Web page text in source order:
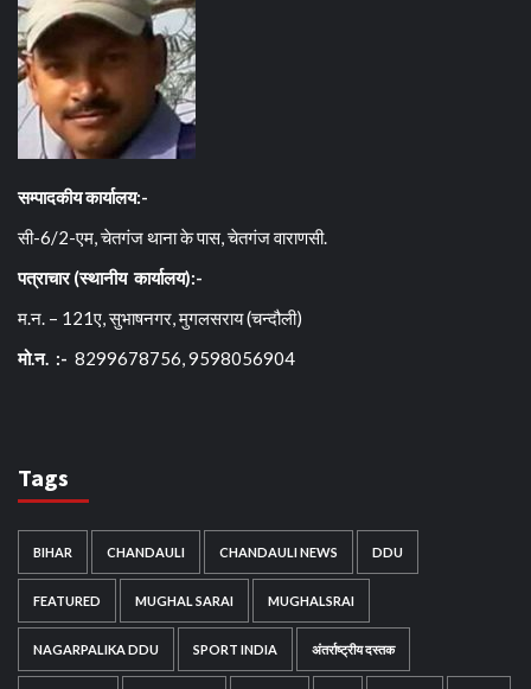
सम्पादकीय कार्यालय:-
सी-6/2-एम, चेतगंज थाना के पास, चेतगंज वाराणसी.
पत्राचार (स्थानीय कार्यालय):-
म.न. – 121ए, सुभाषनगर, मुगलसराय (चन्दौली)
मो.न. :- 8299678756, 9598056904
Tags
BIHAR CHANDAULI CHANDAULI NEWS DDU
FEATURED MUGHAL SARAI MUGHALSRAI
NAGARPALIKA DDU SPORT INDIA अंतर्राष्ट्रीय दस्तक